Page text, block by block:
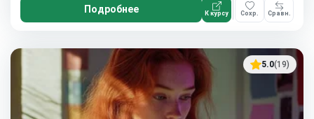
Подробнее К курсу Сохр. Сравн.
5.0(19)